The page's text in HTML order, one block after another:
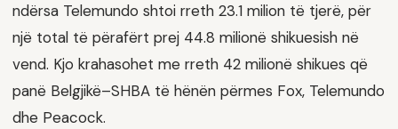
ndërsa Telemundo shtoi rreth 23.1 milion të tjerë, për
një total të përafërt prej 44.8 milionë shikuesish në
vend. Kjo krahasohet me rreth 42 milionë shikues që
panë Belgjikë–SHBA të hënën përmes Fox, Telemundo
dhe Peacock.